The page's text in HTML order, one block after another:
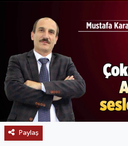
Paylaş
MAGAZİN
SAĞLIK
EĞİTİM
BÖLGE
KEŞFET
Haber Arşivi